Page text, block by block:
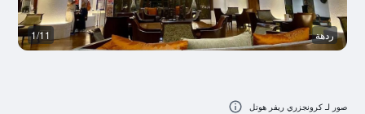
ردهة 1/11
صور لـ كرونجزري ريفر هوتل